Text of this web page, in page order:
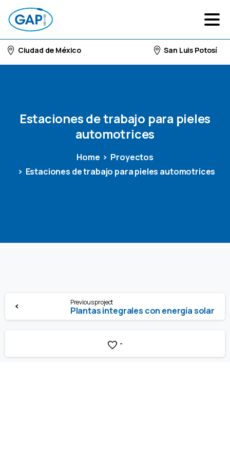
Ciudad de México San Luis Potosí
Estacionesdetrabajo para pieles
automotrices
Home
Proyectos
Estaciones de trabajo para pieles automotrices
Previous project
Plantas integrales con energía solar
-